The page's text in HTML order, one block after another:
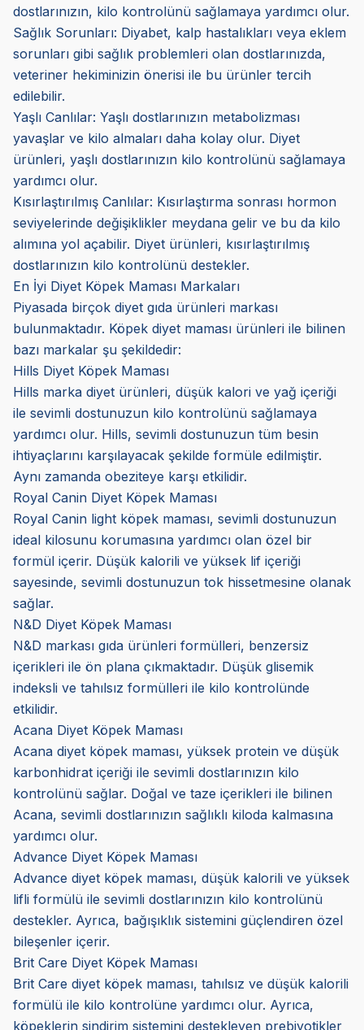
dostlarınızın, kilo kontrolünü sağlamaya yardımcı olur.
Sağlık Sorunları: Diyabet, kalp hastalıkları veya eklem
sorunları gibi sağlık problemleri olan dostlarınızda,
veteriner hekiminizin önerisi ile bu ürünler tercih
edilebilir.
Yaşlı Canlılar: Yaşlı dostlarınızın metabolizması
yavaşlar ve kilo almaları daha kolay olur. Diyet
ürünleri, yaşlı dostlarınızın kilo kontrolünü sağlamaya
yardımcı olur.
Kısırlaştırılmış Canlılar: Kısırlaştırma sonrası hormon
seviyelerinde değişiklikler meydana gelir ve bu da kilo
alımına yol açabilir. Diyet ürünleri, kısırlaştırılmış
dostlarınızın kilo kontrolünü destekler.
En İyi Diyet Köpek Maması Markaları
Piyasada birçok diyet gıda ürünleri markası
bulunmaktadır. Köpek diyet maması ürünleri ile bilinen
bazı markalar şu şekildedir:
Hills Diyet Köpek Maması
Hills marka diyet ürünleri, düşük kalori ve yağ içeriği
ile sevimli dostunuzun kilo kontrolünü sağlamaya
yardımcı olur. Hills, sevimli dostunuzun tüm besin
ihtiyaçlarını karşılayacak şekilde formüle edilmiştir.
Aynı zamanda obeziteye karşı etkilidir.
Royal Canin Diyet Köpek Maması
Royal Canin light köpek maması, sevimli dostunuzun
ideal kilosunu korumasına yardımcı olan özel bir
formül içerir. Düşük kalorili ve yüksek lif içeriği
sayesinde, sevimli dostunuzun tok hissetmesine olanak
sağlar.
N&D Diyet Köpek Maması
N&D markası gıda ürünleri formülleri, benzersiz
içerikleri ile ön plana çıkmaktadır. Düşük glisemik
indeksli ve tahılsız formülleri ile kilo kontrolünde
etkilidir.
Acana Diyet Köpek Maması
Acana diyet köpek maması, yüksek protein ve düşük
karbonhidrat içeriği ile sevimli dostlarınızın kilo
kontrolünü sağlar. Doğal ve taze içerikleri ile bilinen
Acana, sevimli dostlarınızın sağlıklı kiloda kalmasına
yardımcı olur.
Advance Diyet Köpek Maması
Advance diyet köpek maması, düşük kalorili ve yüksek
lifli formülü ile sevimli dostlarınızın kilo kontrolünü
destekler. Ayrıca, bağışıklık sistemini güçlendiren özel
bileşenler içerir.
Brit Care Diyet Köpek Maması
Brit Care diyet köpek maması, tahılsız ve düşük kalorili
formülü ile kilo kontrolüne yardımcı olur. Ayrıca,
köpeklerin sindirim sistemini destekleyen prebiyotikler